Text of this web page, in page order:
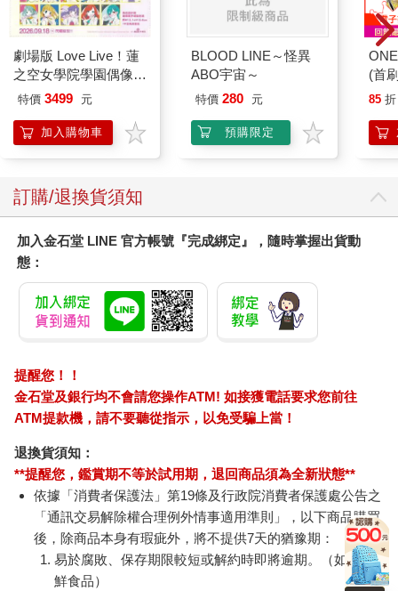
劇場版 Love Live！蓮
之空女學院學園偶像俱
樂部 Bloom Garden
組
特價 3499 元
加入購物車
BLOOD LINE～怪異
ABO宇宙～
特價 280 元
預購限定
(首
85 折
訂購/退換貨須知
加入金石堂 LINE 官方帳號『完成綁定』，隨時掌握出貨動
態：
提醒您！！
金石堂及銀行均不會請您操作ATM! 如接獲電話要求您前往
ATM提款機，請不要聽從指示，以免受騙上當！
退換貨須知：
**提醒您，鑑賞期不等於試用期，退回商品須為全新狀態**
依據「消費者保護法」第19條及行政院消費者保護處公告之
「通訊交易解除權合理例外情事適用準則」，以下商品購買
後，除商品本身有瑕疵外，將不提供7天的猶豫期：
易於腐敗、保存期限較短或解約時即將逾期。（如：生
鮮食品）